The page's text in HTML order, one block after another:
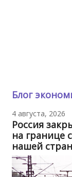
Блог
4 августа, 2026
Россия
на границе
нашей